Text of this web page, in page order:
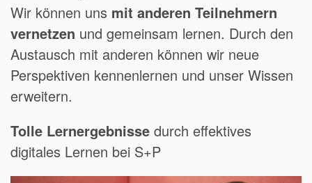
Wir können uns mit anderen Teilnehmern
vernetzen und gemeinsam lernen. Durch den
Austausch mit anderen können wir neue
Perspektiven kennenlernen und unser Wissen
erweitern.
Tolle Lernergebnisse durch effektives
digitales Lernen bei S+P